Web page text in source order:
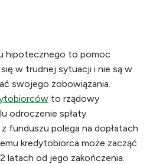
hipotecznego to pomoc
w trudnej sytuacji i nie są w
swojego zobowiązania.
to rządowy
odroczenie spłaty
funduszu polega na dopłatach
kredytobiorca może zacząć
latach od jego zakończenia.